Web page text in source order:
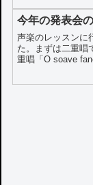
今年の発表会
声楽のレッスン
た。まずは二重唱
重唱「O soave